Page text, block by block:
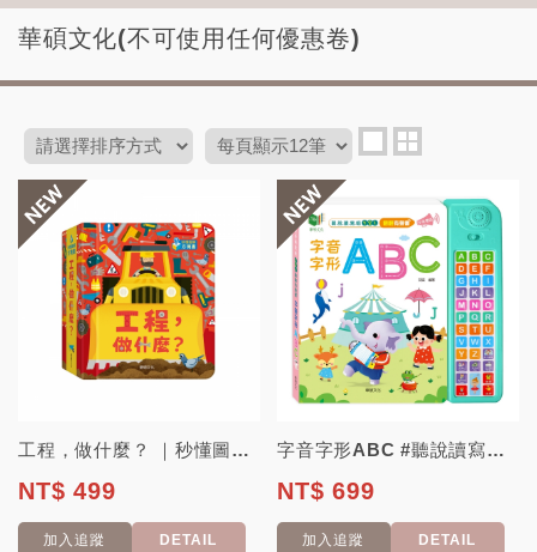
華碩文化(不可使用任何優惠卷)
工程，做什麼？ ｜秒懂圖解方塊書系列
NT$ 499
加入追蹤 DETAIL
字音字形ABC #聽說讀寫唱5合1 英文有聲書超高CP值
NT$ 699
加入追蹤 DETAIL
匯款通知